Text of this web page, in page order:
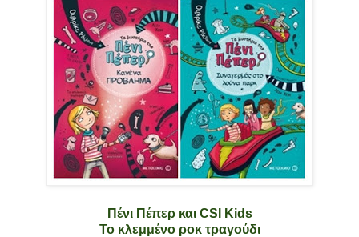
Πένι Πέπερ και CSI Kids
Το κλεμμένο ροκ τραγούδι